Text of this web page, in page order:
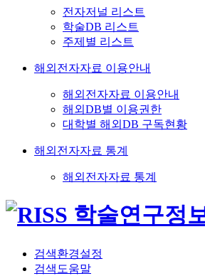
전자저널 리스트
학술DB 리스트
주제별 리스트
해외전자자료 이용안내
해외전자자료 이용안내
해외DB별 이용권한
대학별 해외DB 구독현황
해외전자자료 통계
해외전자자료 통계
검색환경설정
검색도움말